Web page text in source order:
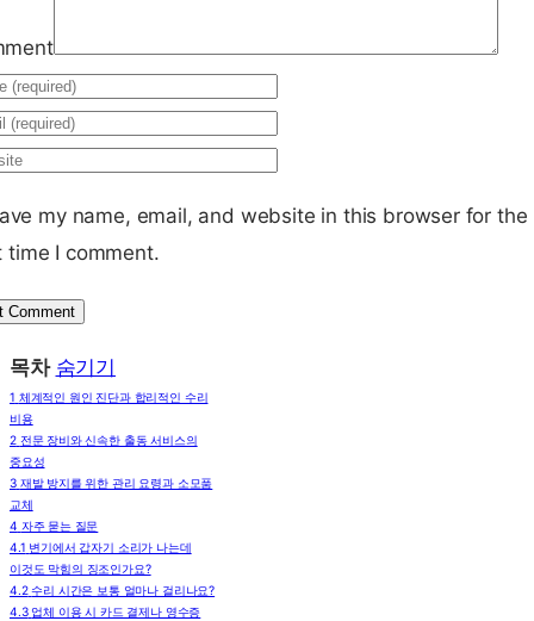
my name, email, and website in this browser for the
time I comment.
목차 숨기기
1 체계적인 원인 진단과 합리적인 수리
비용
2 전문 장비와 신속한 출동 서비스의
중요성
3 재발 방지를 위한 관리 요령과 소모품
교체
4 자주 묻는 질문
4.1 변기에서 갑자기 소리가 나는데
이것도 막힘의 징조인가요?
4.2 수리 시간은 보통 얼마나 걸리나요?
4.3 업체 이용 시 카드 결제나 영수증